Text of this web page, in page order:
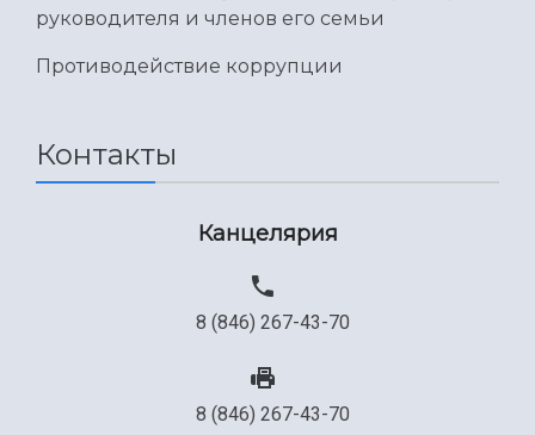
Международный межвузовский кампус
Сведения об образовательной организации
руководителя и членов его семьи
Противодействие коррупции
Контакты
Канцелярия
8 (846) 267-43-70
8 (846) 267-43-70